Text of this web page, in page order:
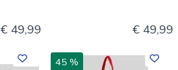
€ 49,99 € 49,99
45 %